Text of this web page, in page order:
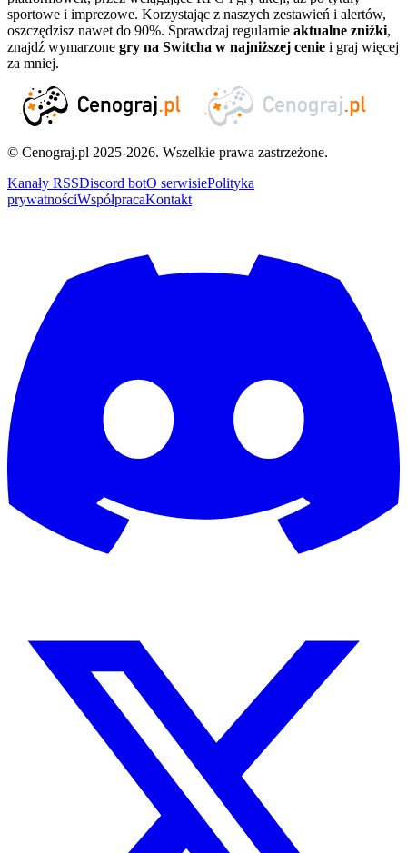
sportowe i imprezowe. Korzystając z naszych zestawień i alertów,
oszczędzisz nawet do 90%. Sprawdzaj regularnie aktualne zniżki,
znajdź wymarzone gry na Switcha w najniższej cenie i graj więcej
za mniej.
© Cenograj.pl 2025-2026. Wszelkie prawa zastrzeżone.
Kanały RSSDiscord botO serwisiePolityka
prywatnościWspółpracaKontakt